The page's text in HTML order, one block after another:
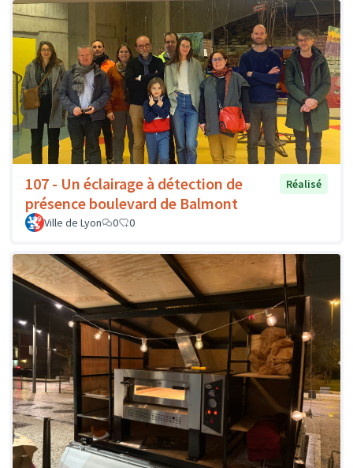
107 - Un éclairage à détection de
présence boulevard de Balmont
Réalisé
Ville de Lyon 0 0